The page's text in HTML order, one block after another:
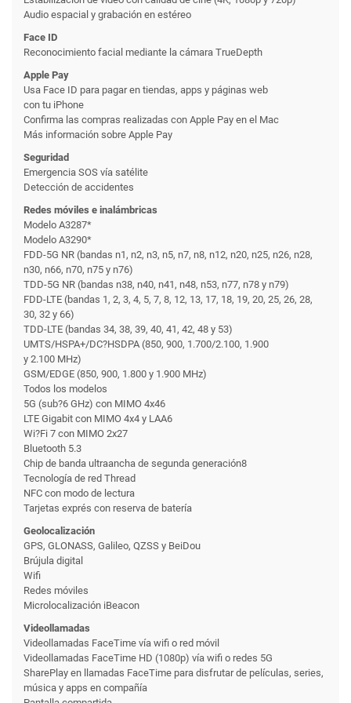
Audio espacial y grabación en estéreo
Face ID
Reconoci­miento facial mediante la cámara TrueDepth
Apple Pay
Usa Face ID para pagar en tiendas, apps y páginas web
con tu iPhone
Confirma las compras realizadas con Apple Pay en el Mac
Más información sobre Apple Pay
Seguridad
Emergencia SOS vía satélite
Detección de accidentes
Redes móviles e inalámbricas
Modelo A3287*
Modelo A3290*
FDD-5G NR (bandas n1, n2, n3, n5, n7, n8, n12, n20, n25, n26, n28,
n30, n66, n70, n75 y n76)
TDD-5G NR (bandas n38, n40, n41, n48, n53, n77, n78 y n79)
FDD-LTE (bandas 1, 2, 3, 4, 5, 7, 8, 12, 13, 17, 18, 19, 20, 25, 26, 28,
30, 32 y 66)
TDD-LTE (bandas 34, 38, 39, 40, 41, 42, 48 y 53)
UMTS/HSPA+/DC?HSDPA (850, 900, 1.700/2.100, 1.900
y 2.100 MHz)
GSM/EDGE (850, 900, 1.800 y 1.900 MHz)
Todos los modelos
5G (sub?6 GHz) con MIMO 4x46
LTE Gigabit con MIMO 4x4 y LAA6
Wi?Fi 7 con MIMO 2x27
Bluetooth 5.3
Chip de banda ultraancha de segunda generación8
Tecnología de red Thread
NFC con modo de lectura
Tarjetas exprés con reserva de batería
Geolocalización
GPS, GLONASS, Galileo, QZSS y BeiDou
Brújula digital
Wifi
Redes móviles
Microlocalización iBeacon
Videollamadas
Videollamadas FaceTime vía wifi o red móvil
Videollamadas FaceTime HD (1080p) vía wifi o redes 5G
SharePlay en llamadas FaceTime para disfrutar de películas, series,
música y apps en compañía